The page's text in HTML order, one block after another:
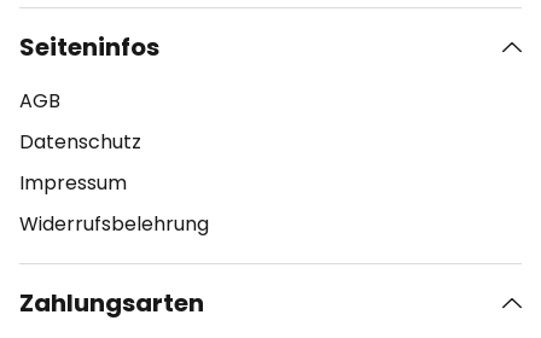
Seiteninfos
AGB
Datenschutz
Impressum
Widerrufsbelehrung
Zahlungsarten